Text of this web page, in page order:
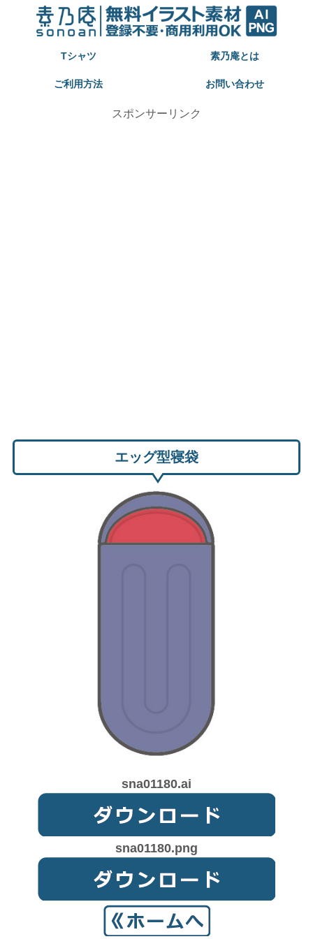
Tシャツ 素乃庵とは
ご利用方法 お問い合わせ
スポンサーリンク
エッグ型寝袋
sna01180.ai
sna01180.png